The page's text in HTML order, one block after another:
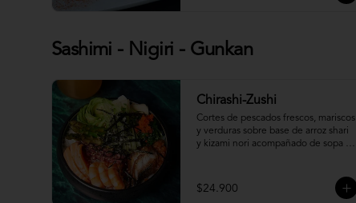
Sashimi - Nigiri - Gunkan
Chirashi-Zushi
Cortes de pescados frescos, mariscos
y verduras sobre base de arroz shari
y kizami nori acompañado de sopa
$24.900